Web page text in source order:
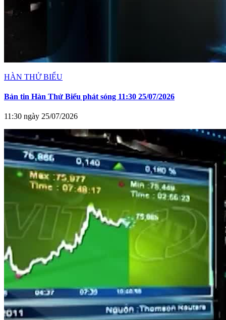
HÀN THỬ BIỂU
Bản tin Hàn Thử Biểu phát sóng 11:30 25/07/2026
11:30 ngày 25/07/2026